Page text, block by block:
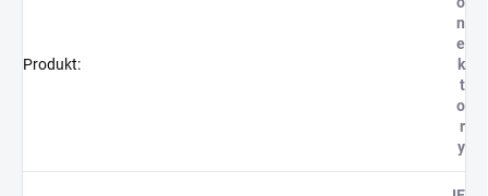
Produkt:
n
e
k
t
o
r
y